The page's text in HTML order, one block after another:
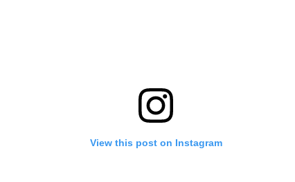
View this post on Instagram